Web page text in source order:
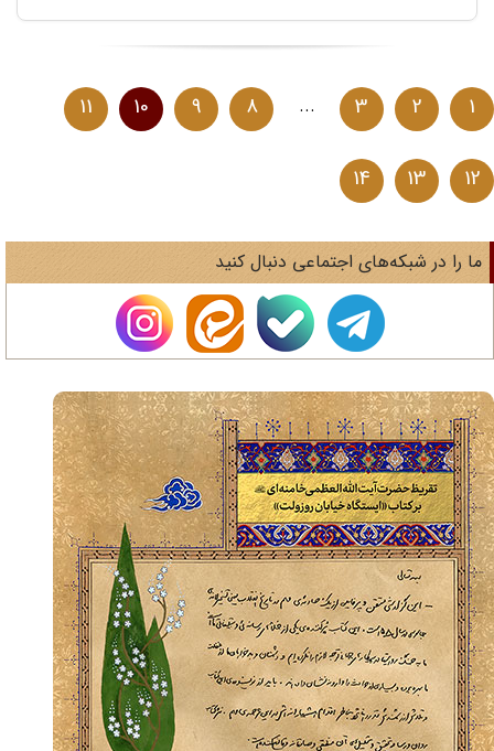
1
2
3
8
9
10
11
13
14
را در شبکه‌های اجتماعی دنبال کنید